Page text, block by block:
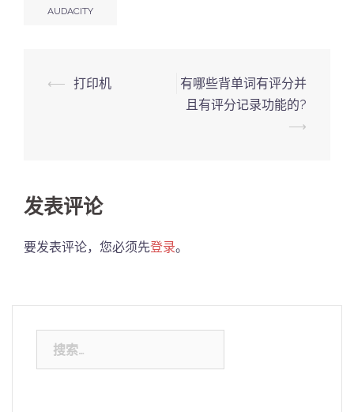
AUDACITY
Post
⟵ 打印机
有哪些背单词有评分并
且有评分记录功能的?
⟶
发表评论
要发表评论，您必须先登录。
索：